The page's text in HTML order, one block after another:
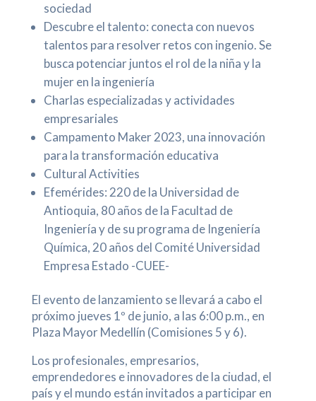
sociedad
Descubre el talento: conecta con nuevos
talentos para resolver retos con ingenio. Se
busca potenciar juntos el rol de la niña y la
mujer en la ingeniería
Charlas especializadas y actividades
empresariales
Campamento Maker 2023, una innovación
para la transformación educativa
Cultural Activities
Efemérides: 220 de la Universidad de
Antioquia, 80 años de la Facultad de
Ingeniería y de su programa de Ingeniería
Química, 20 años del Comité Universidad
Empresa Estado -CUEE-
El evento de lanzamiento se llevará a cabo el
próximo jueves 1º de junio, a las 6:00 p.m., en
Plaza Mayor Medellín (Comisiones 5 y 6).
Los profesionales, empresarios,
emprendedores e innovadores de la ciudad, el
país y el mundo están invitados a participar en